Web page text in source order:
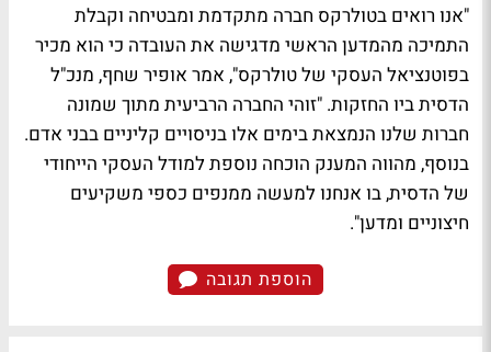
"אנו רואים בטולרקס חברה מתקדמת ומבטיחה וקבלת
התמיכה מהמדען הראשי מדגישה את העובדה כי הוא מכיר
בפוטנציאל העסקי של טולרקס", אמר אופיר שחף, מנכ"ל
הדסית ביו החזקות. "זוהי החברה הרביעית מתוך שמונה
חברות שלנו הנמצאת בימים אלו בניסויים קליניים בבני אדם.
בנוסף, מהווה המענק הוכחה נוספת למודל העסקי הייחודי
של הדסית, בו אנחנו למעשה ממנפים כספי משקיעים
חיצוניים ומדען".
הוספת תגובה